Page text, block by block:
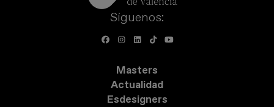
Síguenos:
Masters
Actualidad
Esdesigners